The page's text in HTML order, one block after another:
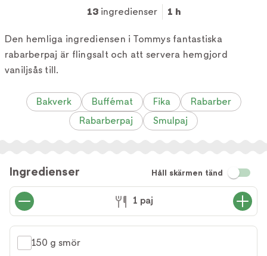
13ingredienser 1 h
Den hemliga ingrediensen i Tommys fantastiska
rabarberpaj är flingsalt och att servera hemgjord
vaniljsås till.
Bakverk Buffémat Fika
Rabarber
Rabarberpaj
Smulpaj
Ingredienser Håll skärmen tänd
1 paj
150 g smör